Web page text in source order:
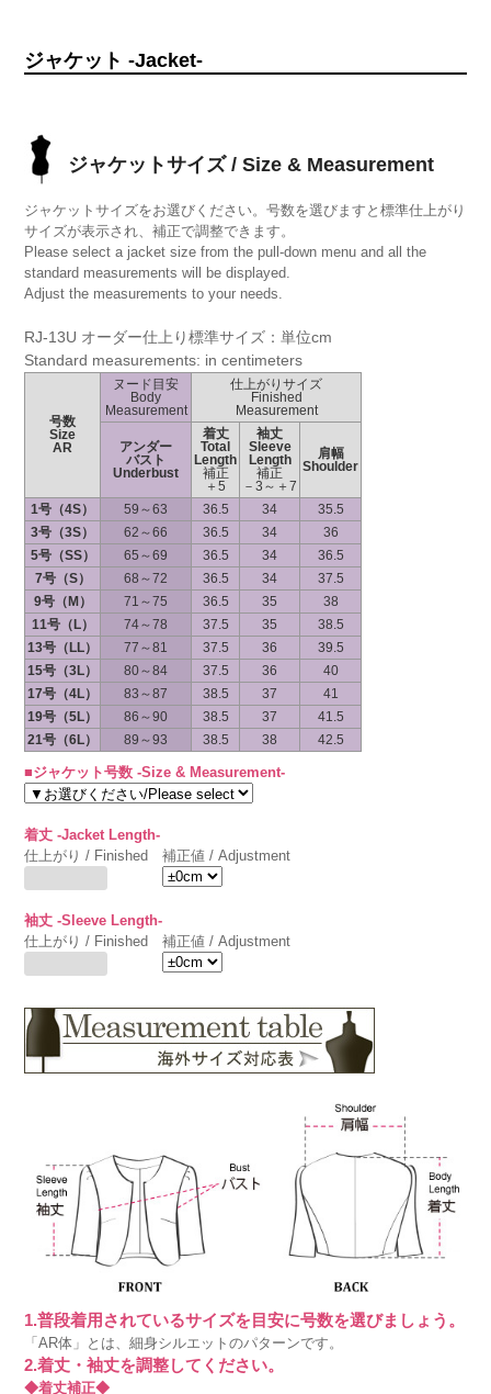
ジャケット -Jacket-
ジャケットサイズ / Size & Measurement
ジャケットサイズをお選びください。号数を選びますと標準仕上がり
サイズが表示され、補正で調整できます。
Please select a jacket size from the pull-down menu and all the
standard measurements will be displayed.
Adjust the measurements to your needs.
RJ-13U オーダー仕上り標準サイズ：単位cm
Standard measurements: in centimeters
号数
Size
AR
ヌード目安
Body
Measurement
仕上がりサイズ
Finished
Measurement
アンダー
バスト
Underbust
着丈
Total
Length
補正
＋5
袖丈
Sleeve
Length
補正
－3～＋7
肩幅
Shoulder
1号（4S） 59～63 36.5 34
35.5
3号（3S）
62～66 36.5 34
36
5号（SS）
65～69 36.5 34
36.5
7号（S）
68～72 36.5 34
37.5
9号（M）
71～75 36.5 35
38
11号（L）
74～78 37.5 35
38.5
13号（LL）
77～81 37.5 36
39.5
15号（3L）
80～84 37.5 36
40
17号（4L）
83～87 38.5 37
41
19号（5L）
86～90 38.5 37
41.5
21号（6L）
89～93 38.5 38 42.5
■ジャケット号数 -Size & Measurement-
着丈 -Jacket Length-
仕上がり / Finished
補正値 / Adjustment
袖丈 -Sleeve Length-
仕上がり / Finished
補正値 / Adjustment
1.普段着用されているサイズを目安に号数を選びましょう。
「AR体」とは、細身シルエットのパターンです。
2.着丈・袖丈を調整してください。
◆着丈補正◆